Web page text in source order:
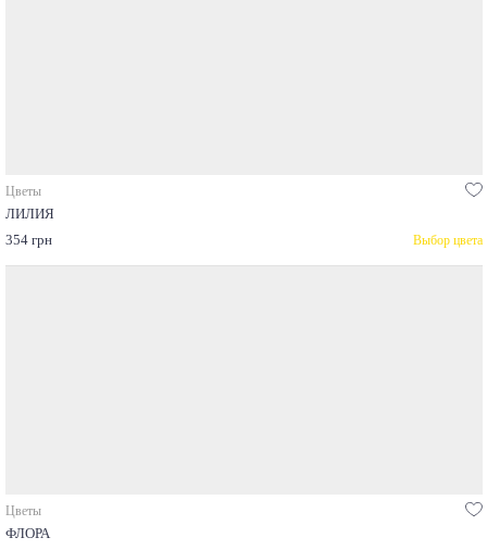
Цветы
ЛИЛИЯ
354 грн
Выбор цвета
Цветы
ФЛОРА